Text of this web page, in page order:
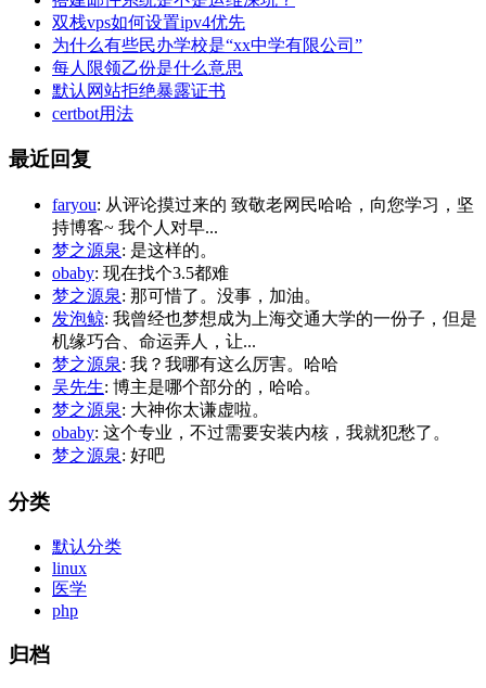
双栈vps如何设置ipv4优先
为什么有些民办学校是“xx中学有限公司”
每人限领乙份是什么意思
默认网站拒绝暴露证书
certbot用法
最近回复
faryou: 从评论摸过来的 致敬老网民哈哈，向您学习，坚
持博客~ 我个人对早...
梦之源泉: 是这样的。
obaby: 现在找个3.5都难
梦之源泉: 那可惜了。没事，加油。
发泡鲸: 我曾经也梦想成为上海交通大学的一份子，但是
机缘巧合、命运弄人，让...
梦之源泉: 我？我哪有这么厉害。哈哈
吴先生: 博主是哪个部分的，哈哈。
梦之源泉: 大神你太谦虚啦。
obaby: 这个专业，不过需要安装内核，我就犯愁了。
梦之源泉: 好吧
分类
默认分类
linux
医学
php
归档